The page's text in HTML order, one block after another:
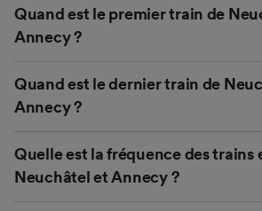
Quand est le premier train de
Annecy ?
Quand est le dernier train de
Annecy ?
Quelle est la fréquence des trains
Neuchâtel et Annecy ?